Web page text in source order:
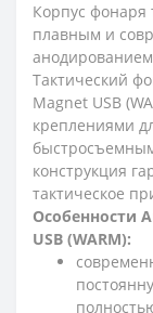
Корпус фонаря
плавным и
Тактический
Magnet USB
креплениями
конструкция
тактическое
Особенности
USB (WARM):